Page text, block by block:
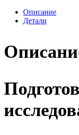
Описание
Детали